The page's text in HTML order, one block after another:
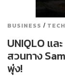
BUSINESS / TECH
UNIQLO แล
สวนทาง
พุ่ง!